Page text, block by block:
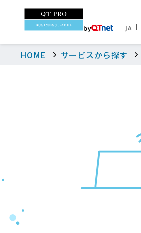
by JA
HOME サービスから探す